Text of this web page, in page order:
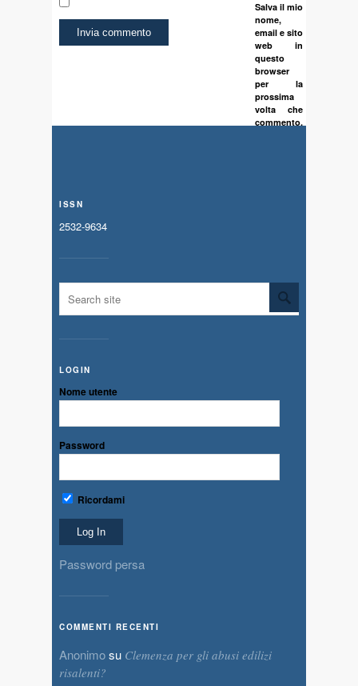
Salva il mio
nome,
email e sito
web in
questo
browser
per la
prossima
volta che
commento.
ISSN
2532-9634
LOGIN
Nome utente
Password
Ricordami
Password persa
COMMENTI RECENTI
Anonimosu Clemenza per gli abusi edilizi
risalenti?